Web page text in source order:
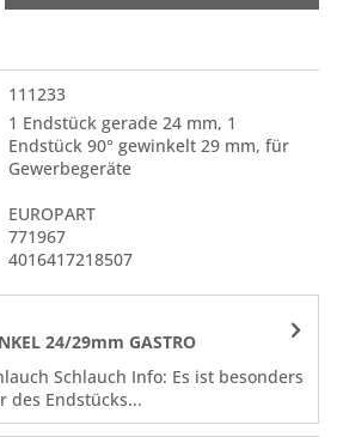
111233
1 Endstück gerade 24 mm, 1
Endstück 90° gewinkelt 29 mm, für
Gewerbegeräte
EUROPART
771967
4016417218507
24/29mm GASTRO
Schlauch Info: Es ist besonders
des Endstücks...